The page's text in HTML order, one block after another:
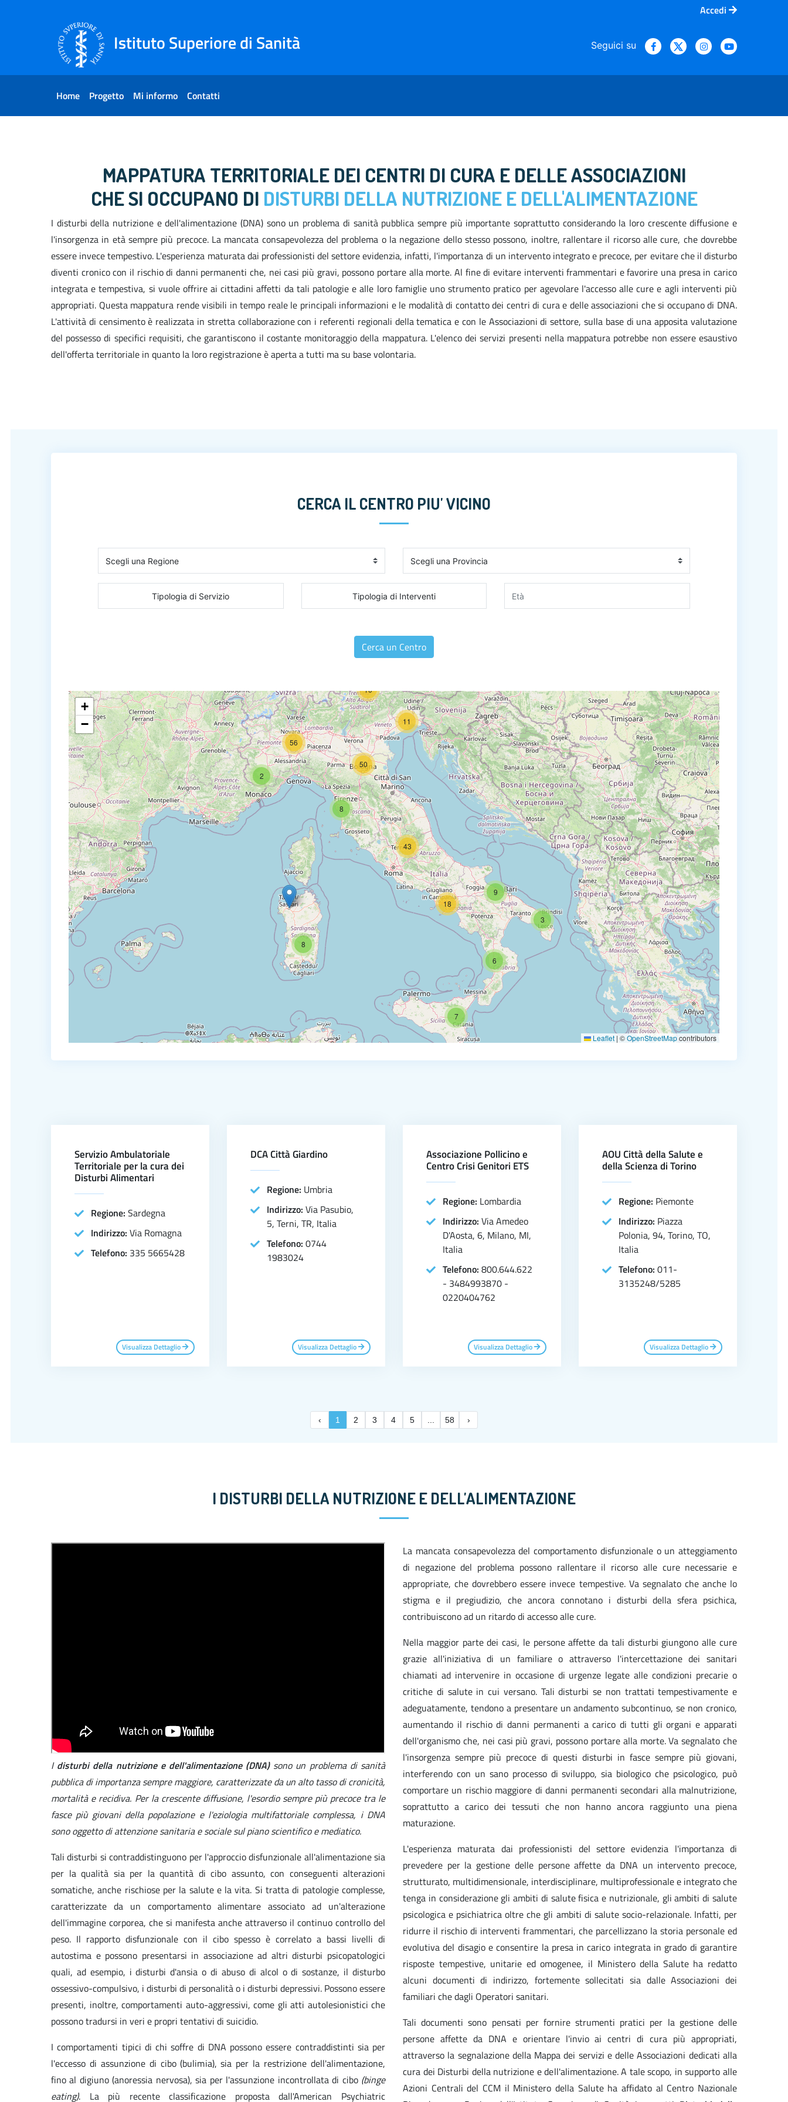
Accedi
Istituto Superiore di Sanità Seguici su
Home Progetto Mi informo Contatti
MAPPATURA TERRITORIALE DEI CENTRI DI CURA E DELLE ASSOCIAZIONI
CHE SI OCCUPANO DI DISTURBI DELLA NUTRIZIONE E DELL'ALIMENTAZIONE
I disturbi della nutrizione e dell'alimentazione (DNA) sono un problema di sanità pubblica sempre più importante soprattutto considerando la loro crescente diffusione e
l'insorgenza in età sempre più precoce. La mancata consapevolezza del problema o la negazione dello stesso possono, inoltre, rallentare il ricorso alle cure, che dovrebbe
essere invece tempestivo. L'esperienza maturata dai professionisti del settore evidenzia, infatti, l'importanza di un intervento integrato e precoce, per evitare che il disturbo
diventi cronico con il rischio di danni permanenti che, nei casi più gravi, possono portare alla morte. Al fine di evitare interventi frammentari e favorire una presa in carico
integrata e tempestiva, si vuole offrire ai cittadini affetti da tali patologie e alle loro famiglie uno strumento pratico per agevolare l'accesso alle cure e agli interventi più
appropriati. Questa mappatura rende visibili in tempo reale le principali informazioni e le modalità di contatto dei centri di cura e delle associazioni che si occupano di DNA.
L'attività di censimento è realizzata in stretta collaborazione con i referenti regionali della tematica e con le Associazioni di settore, sulla base di una apposita valutazione
del possesso di specifici requisiti, che garantiscono il costante monitoraggio della mappatura. L'elenco dei servizi presenti nella mappatura potrebbe non essere esaustivo
dell'offerta territoriale in quanto la loro registrazione è aperta a tutti ma su base volontaria.
CERCA IL CENTRO PIU' VICINO
Tipologia di Servizio Tipologia di Interventi
Cerca un Centro
3
8
10
6
8
9
2
7
56
50
18
11
43
+
−
Leaflet | ©OpenStreetMapcontributors
Servizio Ambulatoriale
Territoriale per la cura dei
Disturbi Alimentari
Regione: Sardegna
Indirizzo: Via Romagna
Telefono: 335 5665428
Visualizza Dettaglio
DCA Città Giardino
Regione: Umbria
Indirizzo: Via Pasubio,
5, Terni, TR, Italia
Telefono: 0744
1983024
Visualizza Dettaglio
Associazione Pollicino e
Centro Crisi Genitori ETS
Regione: Lombardia
Indirizzo: Via Amedeo
D'Aosta, 6, Milano, MI,
Italia
Telefono: 800.644.622
- 3484993870 -
0220404762
Visualizza Dettaglio
AOU Città della Salute e
della Scienza di Torino
Regione: Piemonte
Indirizzo: Piazza
Polonia, 94, Torino, TO,
Italia
Telefono: 011-
3135248/5285
Visualizza Dettaglio
‹ 1 2 3 4 5 58 ›
I DISTURBI DELLA NUTRIZIONE E DELL'ALIMENTAZIONE
I disturbi della nutrizione e dell'alimentazione (DNA) sono un problema di sanità
pubblica di importanza sempre maggiore, caratterizzate da un alto tasso di cronicità,
mortalità e recidiva. Per la crescente diffusione, l'esordio sempre più precoce tra le
fasce più giovani della popolazione e l'eziologia multifattoriale complessa, i DNA
sono oggetto di attenzione sanitaria e sociale sul piano scientifico e mediatico.
Tali disturbi si contraddistinguono per l'approccio disfunzionale all'alimentazione sia
per la qualità sia per la quantità di cibo assunto, con conseguenti alterazioni
somatiche, anche rischiose per la salute e la vita. Si tratta di patologie complesse,
caratterizzate da un comportamento alimentare associato ad un'alterazione
dell'immagine corporea, che si manifesta anche attraverso il continuo controllo del
peso. Il rapporto disfunzionale con il cibo spesso è correlato a bassi livelli di
autostima e possono presentarsi in associazione ad altri disturbi psicopatologici
quali, ad esempio, i disturbi d'ansia o di abuso di alcol o di sostanze, il disturbo
ossessivo-compulsivo, i disturbi di personalità o i disturbi depressivi. Possono essere
presenti, inoltre, comportamenti auto-aggressivi, come gli atti autolesionistici che
possono tradursi in veri e propri tentativi di suicidio.
I comportamenti tipici di chi soffre di DNA possono essere contraddistinti sia per
l'eccesso di assunzione di cibo (bulimia), sia per la restrizione dell'alimentazione,
fino al digiuno (anoressia nervosa), sia per l'assunzione incontrollata di cibo (binge
eating). La più recente classificazione proposta dall'American Psychiatric
La mancata consapevolezza del comportamento disfunzionale o un atteggiamento
di negazione del problema possono rallentare il ricorso alle cure necessarie e
appropriate, che dovrebbero essere invece tempestive. Va segnalato che anche lo
stigma e il pregiudizio, che ancora connotano i disturbi della sfera psichica,
contribuiscono ad un ritardo di accesso alle cure.
Nella maggior parte dei casi, le persone affette da tali disturbi giungono alle cure
grazie all'iniziativa di un familiare o attraverso l'intercettazione dei sanitari
chiamati ad intervenire in occasione di urgenze legate alle condizioni precarie o
critiche di salute in cui versano. Tali disturbi se non trattati tempestivamente e
adeguatamente, tendono a presentare un andamento subcontinuo, se non cronico,
aumentando il rischio di danni permanenti a carico di tutti gli organi e apparati
dell'organismo che, nei casi più gravi, possono portare alla morte. Va segnalato che
l'insorgenza sempre più precoce di questi disturbi in fasce sempre più giovani,
interferendo con un sano processo di sviluppo, sia biologico che psicologico, può
comportare un rischio maggiore di danni permanenti secondari alla malnutrizione,
soprattutto a carico dei tessuti che non hanno ancora raggiunto una piena
maturazione.
L'esperienza maturata dai professionisti del settore evidenzia l'importanza di
prevedere per la gestione delle persone affette da DNA un intervento precoce,
strutturato, multidimensionale, interdisciplinare, multiprofessionale e integrato che
tenga in considerazione gli ambiti di salute fisica e nutrizionale, gli ambiti di salute
psicologica e psichiatrica oltre che gli ambiti di salute socio-relazionale. Infatti, per
ridurre il rischio di interventi frammentari, che parcellizzano la storia personale ed
evolutiva del disagio e consentire la presa in carico integrata in grado di garantire
risposte tempestive, unitarie ed omogenee, il Ministero della Salute ha redatto
alcuni documenti di indirizzo, fortemente sollecitati sia dalle Associazioni dei
familiari che dagli Operatori sanitari.
Tali documenti sono pensati per fornire strumenti pratici per la gestione delle
persone affette da DNA e orientare l'invio ai centri di cura più appropriati,
attraverso la segnalazione della Mappa dei servizi e delle Associazioni dedicati alla
cura dei Disturbi della nutrizione e dell'alimentazione. A tale scopo, in supporto alle
Azioni Centrali del CCM il Ministero della Salute ha affidato al Centro Nazionale